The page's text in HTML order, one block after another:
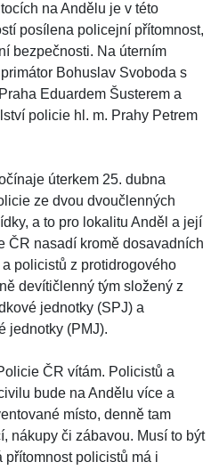
na Andělu je v této
posílena policejní přítomnost,
bezpečnosti. Na úterním
Bohuslav Svoboda s
Eduardem Šusterem a
policie hl. m. Prahy Petrem
úterkem 25. dubna
ze dvou dvoučlenných
a to pro lokalitu Anděl a její
ČR nasadí kromě dosavadních
policistů z protidrogového
devítičlenný tým složený z
jednotky (SPJ) a
jednotky (PMJ).
ČR vítám. Policistů a
bude na Andělu více a
místo, denně tam
nákupy či zábavou. Musí to být
policistů má i